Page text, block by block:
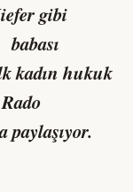
gibi
kadın hukuk
paylaşıyor.